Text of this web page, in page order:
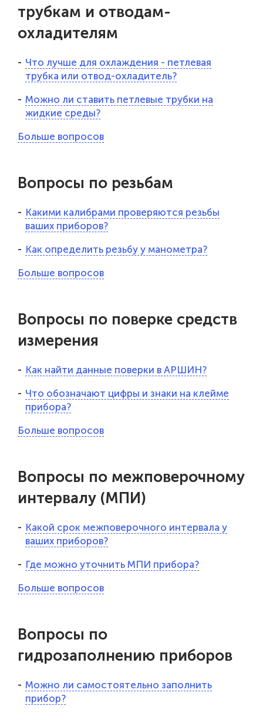
трубкам и отводам-
охладителям
Что лучше для охлаждения - петлевая
трубка или отвод-охладитель?
Можно ли ставить петлевые трубки на
жидкие среды?
Больше вопросов
Вопросы по резьбам
Какими калибрами проверяются резьбы
ваших приборов?
Как определить резьбу у манометра?
Больше вопросов
Вопросы по поверке средств
измерения
Как найти данные поверки в АРШИН?
Что обозначают цифры и знаки на клейме
прибора?
Больше вопросов
Вопросы по межповерочному
интервалу (МПИ)
Какой срок межповерочного интервала у
ваших приборов?
Где можно уточнить МПИ прибора?
Больше вопросов
Вопросы по
гидрозаполнению приборов
Можно ли самостоятельно заполнить
прибор?